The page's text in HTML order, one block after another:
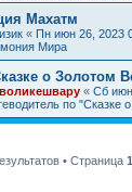
Махатм
« Пн июн 26, 2023
Мира
о Золотом
« Сб
по "Сказке
• Страница 1